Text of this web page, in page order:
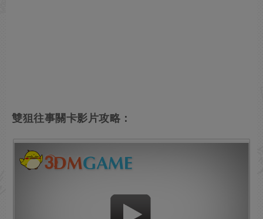
雙狙往事關卡影片攻略：